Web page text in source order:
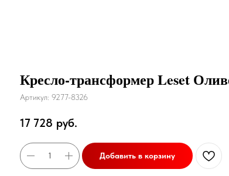
Кресло-трансформер Leset
Артикул: 9277-8326
17 728 руб.
Добавить в корзину